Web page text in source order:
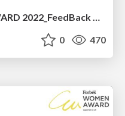
Forbes JAPAN WOMEN AWARD 2022_FeedBack Report Guidebook
0 470